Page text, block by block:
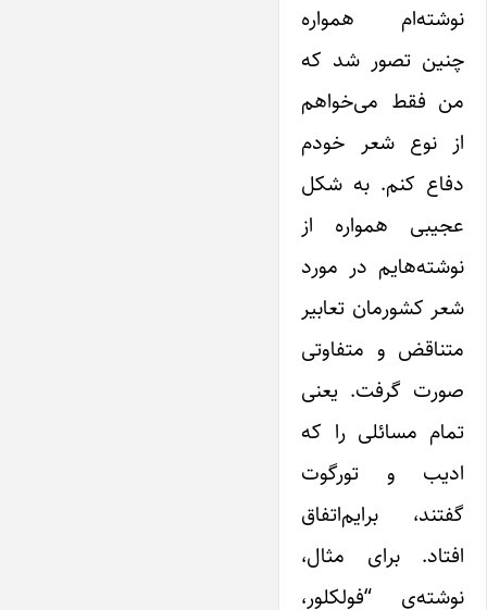
نوشته‌ام همواره
چنین تصور شد که
من فقط می‌خواهم
از نوع شعر خودم
دفاع کنم. به شکل
عجیبی همواره از
نوشته‌هایم در مورد
شعر کشورمان تعابیر
متناقض و متفاوتی
صورت گرفت. ‌یعنی
تمام مسائلی را که
ادیب و تورگوت
گفتند، برایم‌اتفاق
افتاد. برای مثال،
نوشته‌ی “فولکلور،